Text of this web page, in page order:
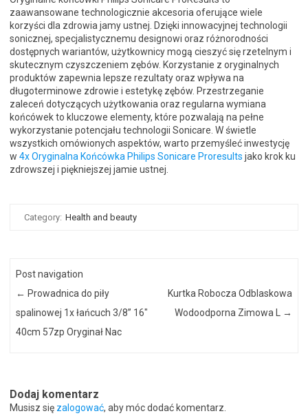
zaawansowane technologicznie akcesoria oferujące wiele
korzyści dla zdrowia jamy ustnej. Dzięki innowacyjnej technologii
sonicznej, specjalistycznemu designowi oraz różnorodności
dostępnych wariantów, użytkownicy mogą cieszyć się rzetelnym i
skutecznym czyszczeniem zębów. Korzystanie z oryginalnych
produktów zapewnia lepsze rezultaty oraz wpływa na
długoterminowe zdrowie i estetykę zębów. Przestrzeganie
zaleceń dotyczących użytkowania oraz regularna wymiana
końcówek to kluczowe elementy, które pozwalają na pełne
wykorzystanie potencjału technologii Sonicare. W świetle
wszystkich omówionych aspektów, warto przemyśleć inwestycję
w 4x Oryginalna Końcówka Philips Sonicare Proresults jako krok ku
zdrowszej i piękniejszej jamie ustnej.
Category: Health and beauty
Post navigation
← Prowadnica do piły
spalinowej 1x łańcuch 3/8” 16″
40cm 57zp Oryginał Nac
Kurtka Robocza Odblaskowa
Wodoodporna Zimowa L →
Dodaj komentarz
Musisz się zalogować, aby móc dodać komentarz.